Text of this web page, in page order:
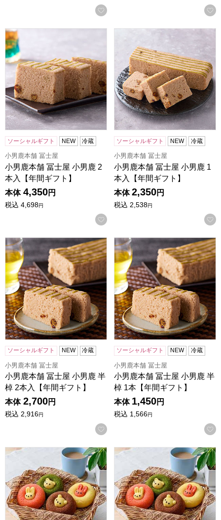
お気に入りに登録する
小男鹿本舗 冨士屋 小男鹿 2本入【年間ギフト】
ソーシャルギフト NEW 冷蔵
小男鹿本舗 冨士屋
小男鹿本舗 冨士屋 小男鹿 2
本入【年間ギフト】
本体 4,350円
税込 4,698円
お気に入りに登録する
ソーシャルギフト NEW 冷蔵
小男鹿本舗 冨士屋
小男鹿本舗 冨士屋 小男鹿 1
本入【年間ギフト】
本体 2,350円
税込 2,538円
小男鹿本舗 冨士屋 小男鹿 半棹 2本入【年間ギフト】
ソーシャルギフト NEW 冷蔵
小男鹿本舗 冨士屋
小男鹿本舗 冨士屋 小男鹿 半
棹 2本入【年間ギフト】
本体 2,700円
税込 2,916円
お気に入りに登録する
小男鹿本舗 冨士屋 小男鹿 半
ソーシャルギフト NEW 冷蔵
小男鹿本舗 冨士屋
小男鹿本舗 冨士屋 小男鹿 半
棹 1本【年間ギフト】
本体 1,450円
税込 1,566円
アニマルドーナツ 12個[ANM-30]【年間ギフト】
アニマルドーナツ 10個[ANM-